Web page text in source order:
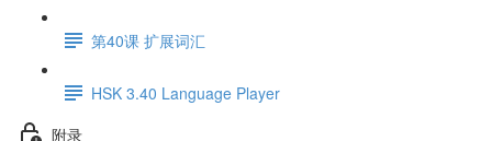
第40课 扩展词汇
HSK 3.40 Language Player
附录